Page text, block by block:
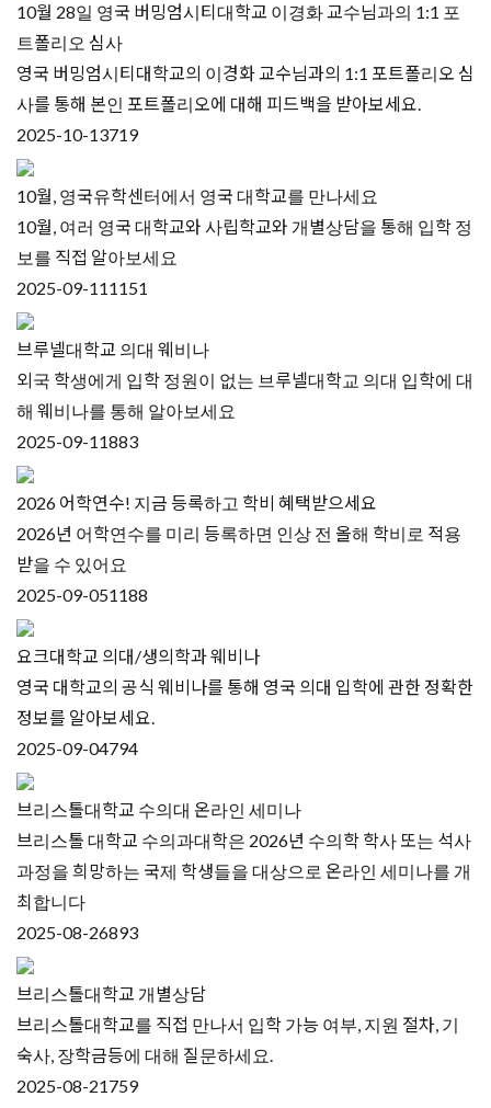
10월 28일 영국 버밍엄시티대학교 이경화 교수님과의 1:1 포
트폴리오 심사
영국 버밍엄시티대학교의 이경화 교수님과의 1:1 포트폴리오 심
사를 통해 본인 포트폴리오에 대해 피드백을 받아보세요.
2025-10-13719
10월, 영국유학센터에서 영국 대학교를 만나세요
10월, 여러 영국 대학교와 사립학교와 개별상담을 통해 입학 정
보를 직접 알아보세요
2025-09-111151
브루넬대학교 의대 웨비나
외국 학생에게 입학 정원이 없는 브루넬대학교 의대 입학에 대
해 웨비나를 통해 알아보세요
2025-09-11883
2026 어학연수! 지금 등록하고 학비 혜택받으세요
2026년 어학연수를 미리 등록하면 인상 전 올해 학비로 적용
받을 수 있어요
2025-09-051188
요크대학교 의대/생의학과 웨비나
영국 대학교의 공식 웨비나를 통해 영국 의대 입학에 관한 정확한
정보를 알아보세요.
2025-09-04794
브리스톨대학교 수의대 온라인 세미나
브리스톨 대학교 수의과대학은 2026년 수의학 학사 또는 석사
과정을 희망하는 국제 학생들을 대상으로 온라인 세미나를 개
최합니다
2025-08-26893
브리스톨대학교 개별상담
브리스톨대학교를 직접 만나서 입학 가능 여부, 지원 절차, 기
숙사, 장학금등에 대해 질문하세요.
2025-08-21759